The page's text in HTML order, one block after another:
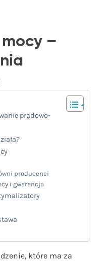
–
prądowo-
producenci
i gwarancja
które ma za